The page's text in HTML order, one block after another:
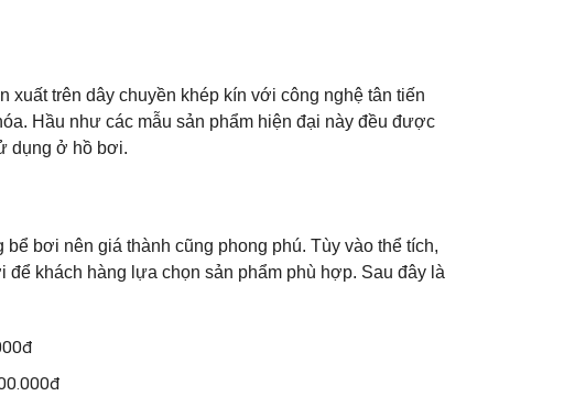
trên dây chuyền khép kín với công nghệ tân tiến
Hầu như các mẫu sản phẩm hiện đại này đều được
dụng ở hồ bơi.
bơi nên giá thành cũng phong phú. Tùy vào thể tích,
khách hàng lựa chọn sản phẩm phù hợp. Sau đây là